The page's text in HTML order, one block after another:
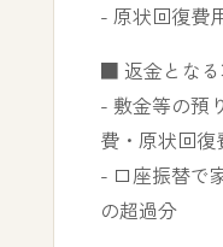
- 原状回復費
■ 返金となる
- 敷金等の預
費・原状回復
- 口座振替で
の超過分